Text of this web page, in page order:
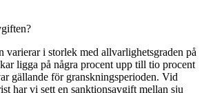
varierar i storlek med allvarlighetsgraden på
ligga på några procent upp till tio procent
gällande för granskningsperioden. Vid
har vi sett en sanktionsavgift mellan sju